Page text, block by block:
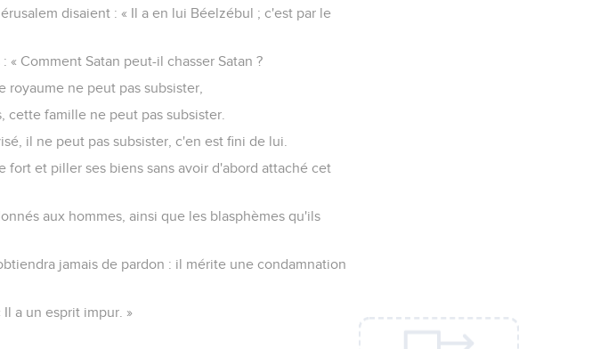
disaient : « Il a en lui Béelzébul ; c'est par le
Comment Satan peut-il chasser Satan ?
ne peut pas subsister,
famille ne peut pas subsister.
il ne peut pas subsister, c'en est fini de lui.
fort et piller ses biens sans avoir d'abord attaché cet
aux hommes, ainsi que les blasphèmes qu'ils
jamais de pardon : il mérite une condamnation
a un esprit impur. »